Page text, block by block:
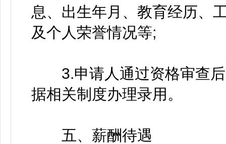
息、出生年月、教育经历、
及个人荣誉情况等;
3.申请人通过资格审查后
据相关制度办理录用。
五、薪酬待遇